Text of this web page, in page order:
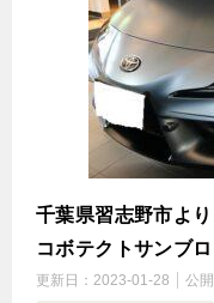
千葉県習志野市よ
コボテクトサンブ
更新日： 2023-01-28 公開